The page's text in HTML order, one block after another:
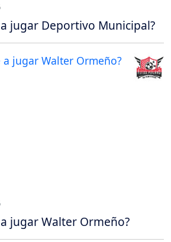
jugar Deportivo Municipal?
jugar Walter Ormeño?